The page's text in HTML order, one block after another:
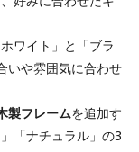
ワイト」と「ブラ
いや雰囲気に合わせ
製フレームを追加す
「ナチュラル」の3